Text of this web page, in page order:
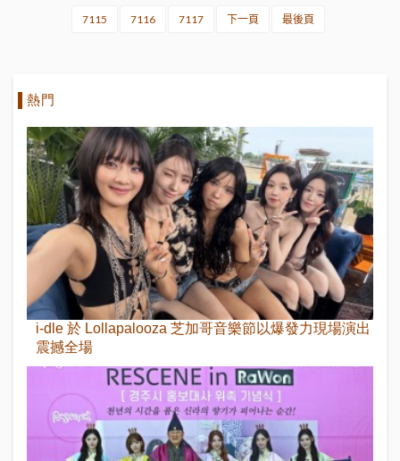
7115 7116 7117 下一頁 最後頁
熱門
i-dle 於 Lollapalooza 芝加哥音樂節以爆發力現場演出
震撼全場